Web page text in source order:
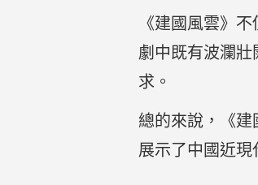
《建國風雲》
劇中既有波瀾
求。
總的來說，《
展示了中國近現